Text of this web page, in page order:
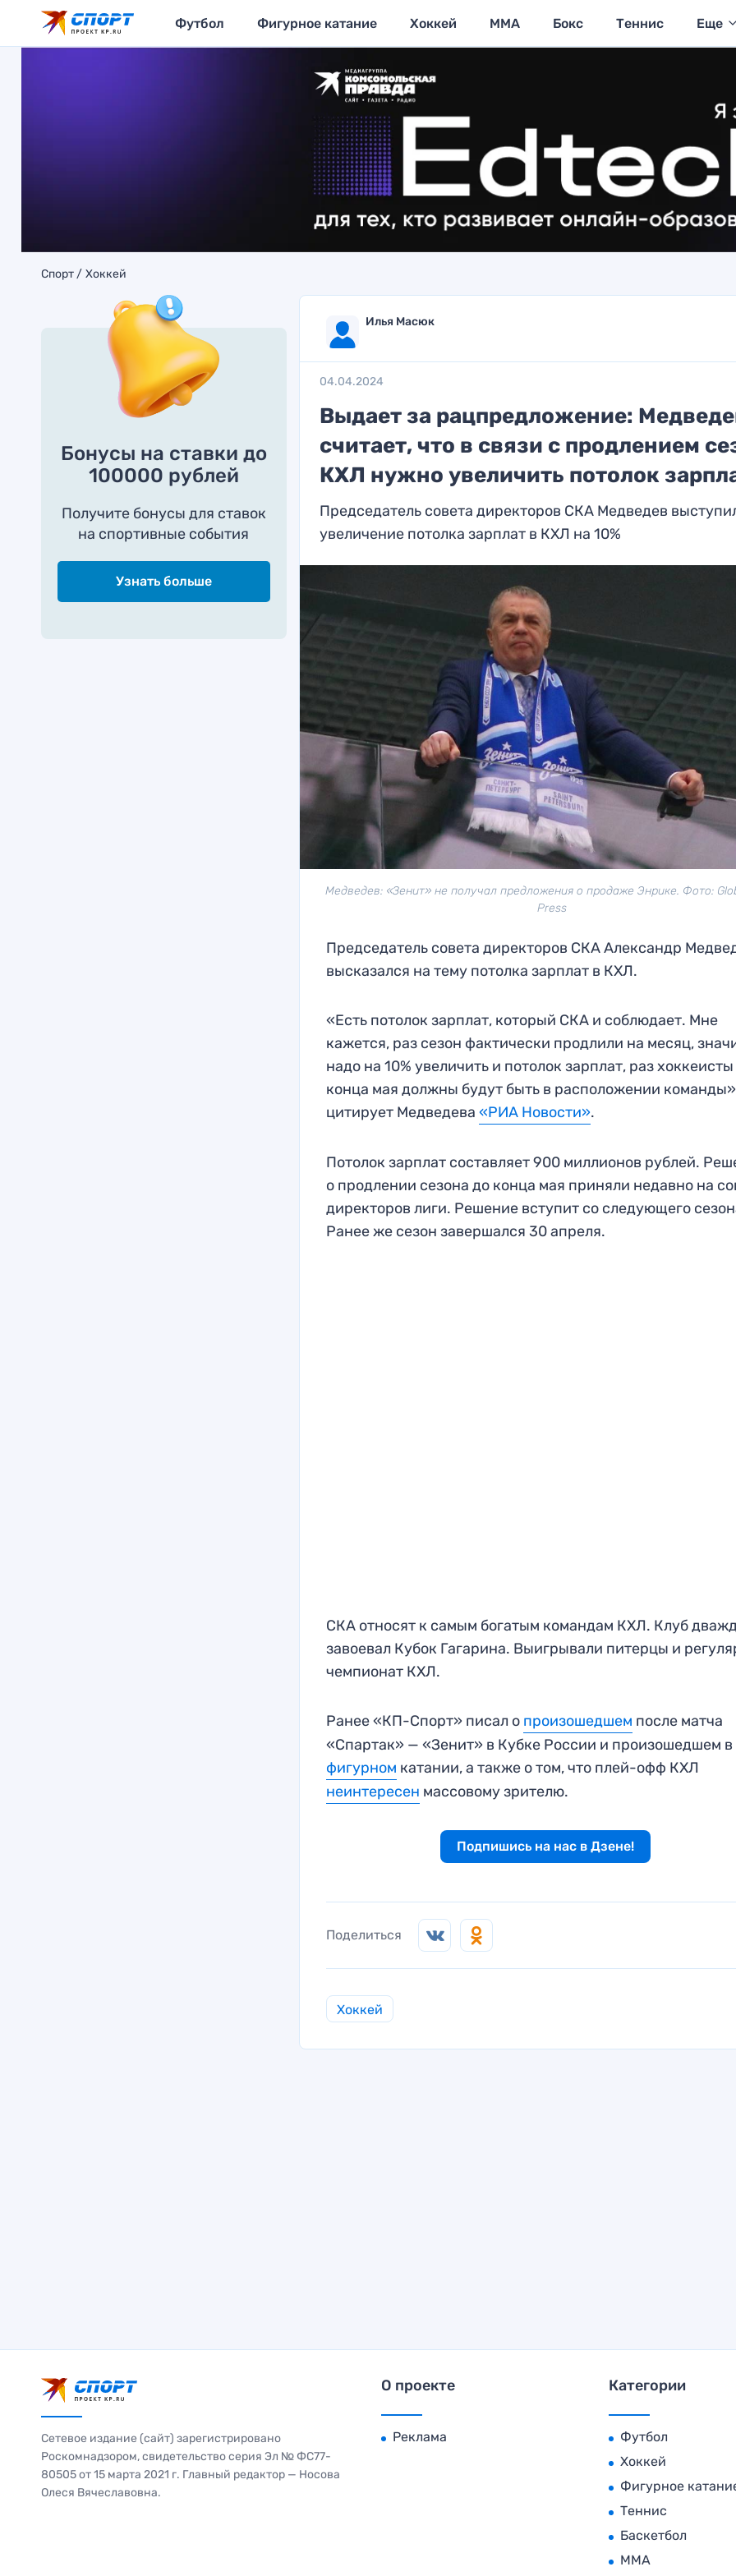
Футбол Фигурное катание Хоккей MMA Бокс Теннис Еще
Спорт Хоккей
Бонусы на ставки до
100000 рублей
Получите бонусы для ставок
на спортивные события
Узнать больше
Илья Масюк
04.04.2024
Выдает за рацпредложение:
считает, что в связи с продлением
КХЛ нужно увеличить потолок
Председатель совета директоров СКА Медведев
увеличение потолка зарплат в КХЛ на 10%
Медведев: «Зенит» не получал предложения о продаже Энрике. Фото:
Press
Председатель совета директоров СКА Александр
высказался на тему потолка зарплат в КХЛ.
«Есть потолок зарплат, который СКА и соблюдает. Мне
кажется, раз сезон фактически продлили на месяц,
надо на 10% увеличить и потолок зарплат, раз
конца мая должны будут быть в расположении
цитирует Медведева«РИА Новости».
Потолок зарплат составляет 900 миллионов рублей.
о продлении сезона до конца мая приняли недавно на
директоров лиги. Решение вступит со следующего
Ранее же сезон завершался 30 апреля.
СКА относят к самым богатым командам КХЛ. Клуб
завоевал Кубок Гагарина. Выигрывали питерцы и
чемпионат КХЛ.
Ранее «КП-Спорт» писал о произошедшем после матча
«Спартак» — «Зенит» в Кубке России и произошедшем в
фигурном катании, а также о том, что плей-офф КХЛ
неинтересен массовому зрителю.
Подпишись на нас в Дзене!
Поделиться
Хоккей
Сетевое издание (сайт) зарегистрировано
Роскомнадзором, свидетельство серия Эл № ФС77-
80505 от 15 марта 2021 г. Главный редактор — Носова
Олеся Вячеславовна.
О проекте
Реклама
Категории
Футбол
Хоккей
Фигурное
Теннис
Баскетбол
MMA